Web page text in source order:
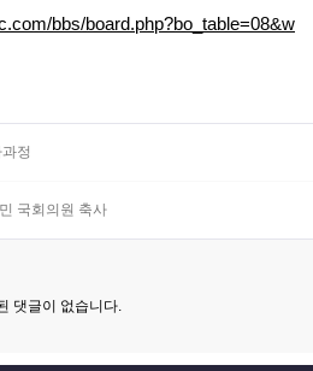
bbs/board.php?bo_table=08&w
정
국회의원 축사
댓글이 없습니다.